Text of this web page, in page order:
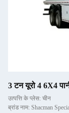
3 टन यूरो 4 6X4
उत्पत्ति के प्लेस: चीन
ब्रांड नाम: Shacman